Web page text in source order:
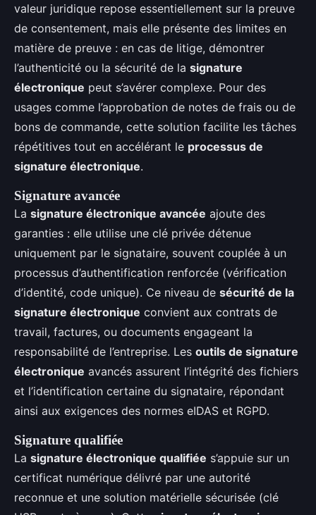
valeur juridique repose essentiellement sur la preuve
de consentement, mais elle présente des limites en
matière de preuve : en cas de litige, démontrer
l’authenticité ou la sécurité de la signature
électronique peut s’avérer complexe. Pour des
usages comme l’approbation de notes de frais ou de
bons de commande, cette solution facilite les tâches
répétitives tout en accélérant le processus de
signature électronique.
Signature avancée
La signature électronique avancée ajoute des
garanties : elle utilise une clé privée détenue
uniquement par le signataire, souvent couplée à un
processus d’authentification renforcée (vérification
d’identité, code unique). Ce niveau de sécurité de la
signature électronique convient aux contrats de
travail, factures, ou documents engageant la
responsabilité de l’entreprise. Les outils de signature
électronique avancés assurent l’intégrité des fichiers
et l’identification certaine du signataire, répondant
ainsi aux exigences des normes eIDAS et RGPD.
Signature qualifiée
La signature électronique qualifiée s’appuie sur un
certificat numérique délivré par une autorité
reconnue et une solution matérielle sécurisée (clé